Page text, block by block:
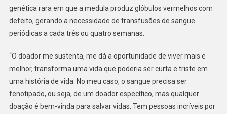
genética rara em que a medula produz glóbulos vermelhos com
defeito, gerando a necessidade de transfusões de sangue
periódicas a cada três ou quatro semanas.
“O doador me sustenta, me dá a oportunidade de viver mais e
melhor, transforma uma vida que poderia ser curta e triste em
uma história de vida. No meu caso, o sangue precisa ser
fenotipado, ou seja, de um doador específico, mas qualquer
doação é bem-vinda para salvar vidas. Tem pessoas incríveis por